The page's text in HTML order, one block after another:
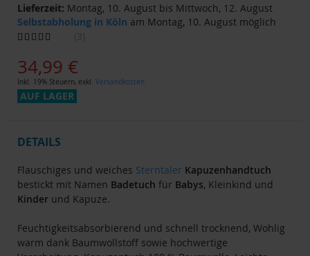
Lieferzeit: Montag, 10. August bis Mittwoch, 12. August
Selbstabholung in Köln am Montag, 10. August möglich
Bewertung:
34,99 €
Inkl. 19% Steuern, exkl. Versandkosten
AUF LAGER
DETAILS
Flauschiges und weiches Sterntaler Kapuzenhandtuch
bestickt mit Namen Badetuch für Babys, Kleinkind und
Kinder und Kapuze.
Feuchtigkeitsabsorbierend und schnell trocknend, Wohlig
warm dank Baumwollstoff sowie hochwertige